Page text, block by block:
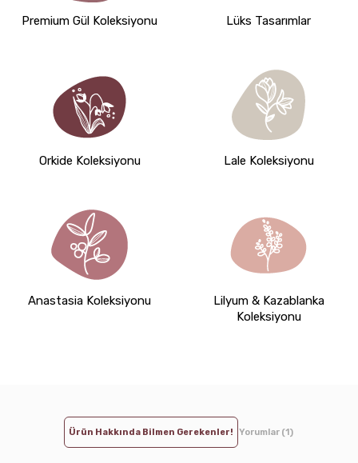
Premium Gül Koleksiyonu Lüks Tasarımlar
Orkide Koleksiyonu Lale Koleksiyonu
Anastasia Koleksiyonu
Lilyum & Kazablanka
Koleksiyonu
Ürün Hakkında Bilmen Gerekenler! Yorumlar (1)